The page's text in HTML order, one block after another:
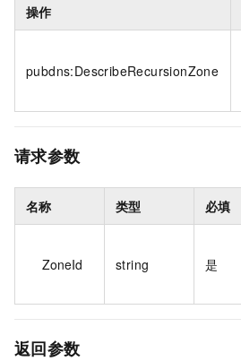
操作
pubdns:DescribeRecursionZone
请求参数
名称 类型 必填
ZoneId string 是
返回参数